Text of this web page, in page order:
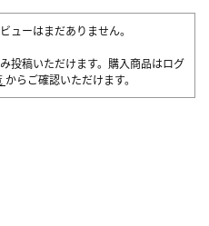
ューはまだありません。
投稿いただけます。購入商品はログ
からご確認いただけます。